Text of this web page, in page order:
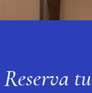
Reserva